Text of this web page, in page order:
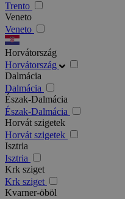
Trento
Veneto
Veneto
Horvátország
Horvátország
Dalmácia
Dalmácia
Észak-Dalmácia
Észak-Dalmácia
Horvát szigetek
Horvát szigetek
Isztria
Isztria
Krk sziget
Krk sziget
Kvarner-öböl